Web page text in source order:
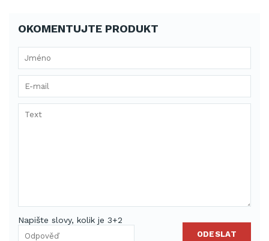
OKOMENTUJTE PRODUKT
Napište slovy, kolik je 3+2
ODESLAT